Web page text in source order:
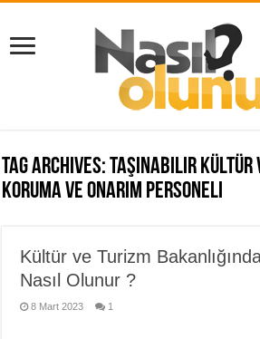
Tag Archives:Taşınabilir Kültür
Koruma ve Onarım personeli
Kültür ve Turizm
Nasıl Olunur ?
8 Mart 2023 1